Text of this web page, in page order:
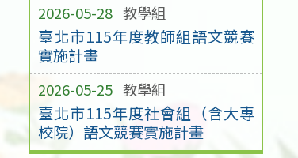
2026-05-28 教學組
臺北市115年度教師組語文競賽
實施計畫
2026-05-25 教學組
臺北市115年度社會組（含大專
校院）語文競賽實施計畫